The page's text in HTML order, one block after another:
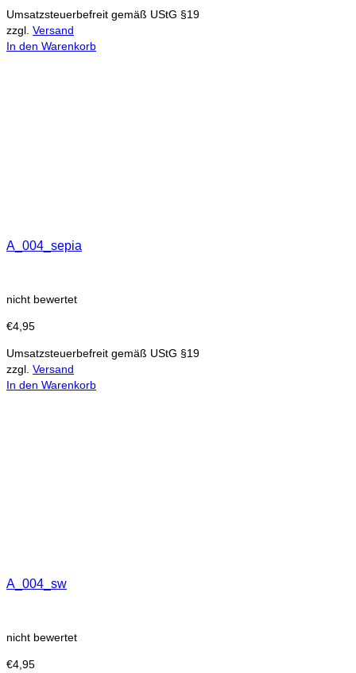
Umsatzsteuerbefreit gemäß UStG §19
zzgl. Versand
In den Warenkorb
A_004_sepia
nicht bewertet
€4,95
Umsatzsteuerbefreit gemäß UStG §19
zzgl. Versand
In den Warenkorb
A_004_sw
nicht bewertet
€4,95